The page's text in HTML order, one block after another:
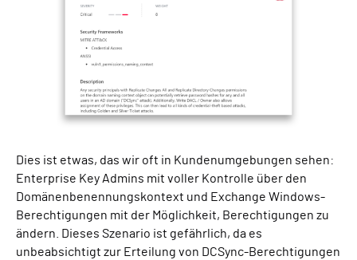
Dies ist etwas, das wir oft in Kundenumgebungen sehen:
Enterprise Key Admins mit voller Kontrolle über den
Domänenbenennungskontext und Exchange Windows-
Berechtigungen mit der Möglichkeit, Berechtigungen zu
ändern. Dieses Szenario ist gefährlich, da es
unbeabsichtigt zur Erteilung von DCSync-Berechtigungen